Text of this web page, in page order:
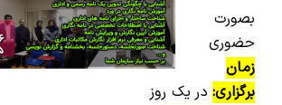
بصورت
حضوری
زمان
برگزاری:در یک روز